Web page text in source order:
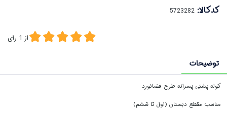
کدکالا:
از 1 رای
توضیحات
کوله پشتی پسرانه طرح فضانورد
مناسب مقطع دبستان (اول تا ششم)